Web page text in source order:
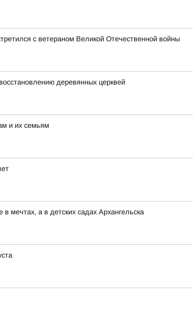
с ветераном Великой Отечественной войны
деревянных церквей
и их семьям
мечтах, а в детских садах Архангельска